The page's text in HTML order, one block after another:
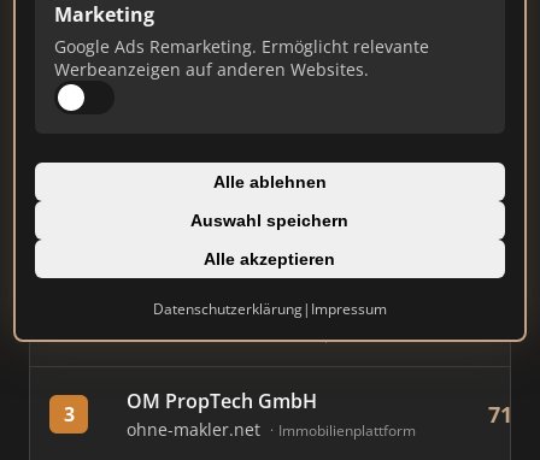
Marketing
Google Ads Remarketing. Ermöglicht relevante
Werbeanzeigen auf anderen Websites.
Alle ablehnen
Auswahl speichern
Alle akzeptieren
Datenschutzerklärung| Impressum
Stand: Juli 2026
#
Immobilien Scout GmbH
immobilienscout24.de 883
AVIV Germany GmbH
3 OM PropTech GmbH
ohne-makler.net Immobilienplattform
716